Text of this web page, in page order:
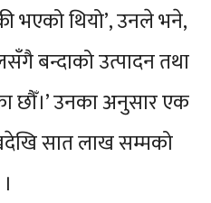
भएको थियो’, उनले भने,
बन्दाको उत्पादन तथा
छौँ।’ उनका अनुसार एक
सात लाख सम्मको